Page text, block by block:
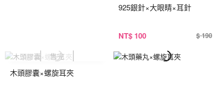
925銀針×大眼睛×耳針
NT$ 100 $ 190
木頭膠囊×螺旋耳夾